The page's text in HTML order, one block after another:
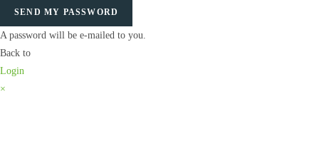
SEND MY PASSWORD
A password will be e-mailed to you.
Back to
Login
×